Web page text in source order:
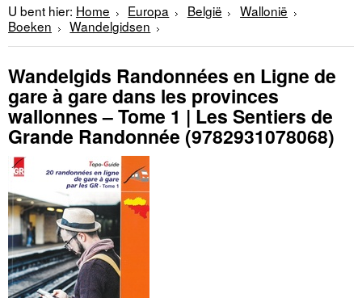
U bent hier: Home Europa België
Wallonië
Boeken
Wandelgidsen
Wandelgids Randonnées en Ligne de
gare à gare dans les provinces
wallonnes – Tome 1 | Les Sentiers de
Grande Randonnée (9782931078068)